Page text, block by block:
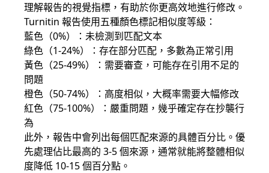
理解報告的視覺指標，有助於你更高效地進行修改。
Turnitin 報告使用五種顏色標記相似度等級：
藍色（0%）：未檢測到匹配文本
綠色（1-24%）：存在部分匹配，多數為正常引用
黃色（25-49%）：需要審查，可能存在引用不足的
問題
橙色（50-74%）：高度相似，大概率需要大幅修改
紅色（75-100%）：嚴重問題，幾乎確定存在抄襲行
為
此外，報告中會列出每個匹配來源的具體百分比。優
先處理佔比最高的 3-5 個來源，通常就能將整體相似
度降低 10-15 個百分點。